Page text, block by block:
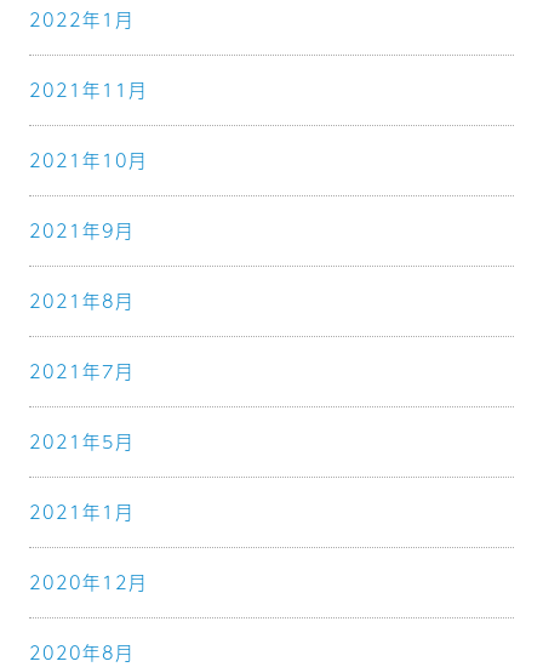
2022年1月
2021年11月
2021年10月
2021年9月
2021年8月
2021年7月
2021年5月
2021年1月
2020年12月
2020年8月